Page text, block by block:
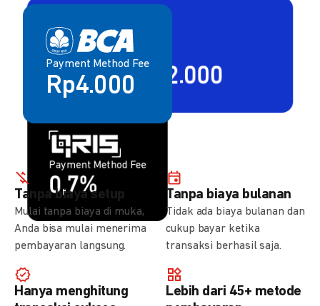
Payment Method Fee
Rp4.000
Payment Method Fee
2,80% + Rp2.000
Payment Method Fee
0,7%
Payment Method Fee
1,5%
Tanpa biaya setup
Mulai tanpa biaya di muka,
Anda bisa mulai menerima
pembayaran langsung.
Tanpa biaya bulanan
Tidak ada biaya bulanan dan
cukup bayar ketika
transaksi berhasil saja.
Hanya menghitung
Lebih dari 45+ metode